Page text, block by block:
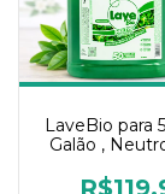
LaveBio para
Galão ,